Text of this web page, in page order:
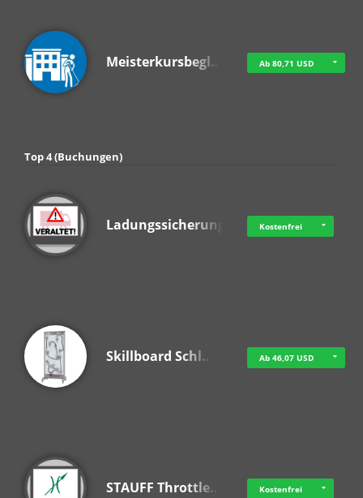
Meisterkursbegl… Ab 80,71 USD
Top 4 (Buchungen)
Ladungssicherung Kostenfrei
Skillboard Schl… Ab 46,07 USD
STAUFF Throttle… Kostenfrei